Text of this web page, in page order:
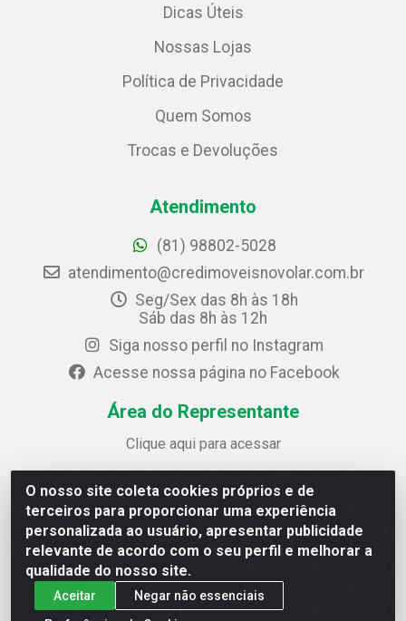
O nosso site coleta cookies próprios e de
terceiros para proporcionar uma experiência
personalizada ao usuário, apresentar publicidade
relevante de acordo com o seu perfil e melhorar a
qualidade do nosso site.
Aceitar
Negar não essenciais
Dicas Úteis
Nossas Lojas
Política de Privacidade
Quem Somos
Trocas e Devoluções
Atendimento
(81) 98802-5028
atendimento@credimoveisnovolar.com.br
Seg/Sex das 8h às 18h
Sáb das 8h às 12h
Siga nosso perfil no Instagram
Acesse nossa página no Facebook
Área do Representante
Clique aqui para acessar
Credimóveis Novolar Ltda
Rua José Alves Bezerra, 430 - Prazeres - Jaboatão dos
Guararapes / PE - CEP 54.325-610
CNPJ: 09.930.165/0013-70